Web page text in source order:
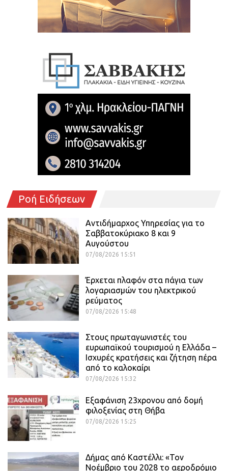
Ροή Ειδήσεων
Αντιδήμαρχος Υπηρεσίας για το
Σαββατοκύριακο 8 και 9
Αυγούστου
07/08/2026 15:51
Έρχεται πλαφόν στα πάγια των
λογαριασμών του ηλεκτρικού
ρεύματος
07/08/2026 15:48
Στους πρωταγωνιστές του
ευρωπαϊκού τουρισμού η Ελλάδα –
Ισχυρές κρατήσεις και ζήτηση πέρα
από το καλοκαίρι
07/08/2026 15:32
Εξαφάνιση 23χρονου από δομή
φιλοξενίας στη Θήβα
07/08/2026 15:25
Δήμας από Καστέλλι: «Τον
Νοέμβριο του 2028 το αεροδρόμιο